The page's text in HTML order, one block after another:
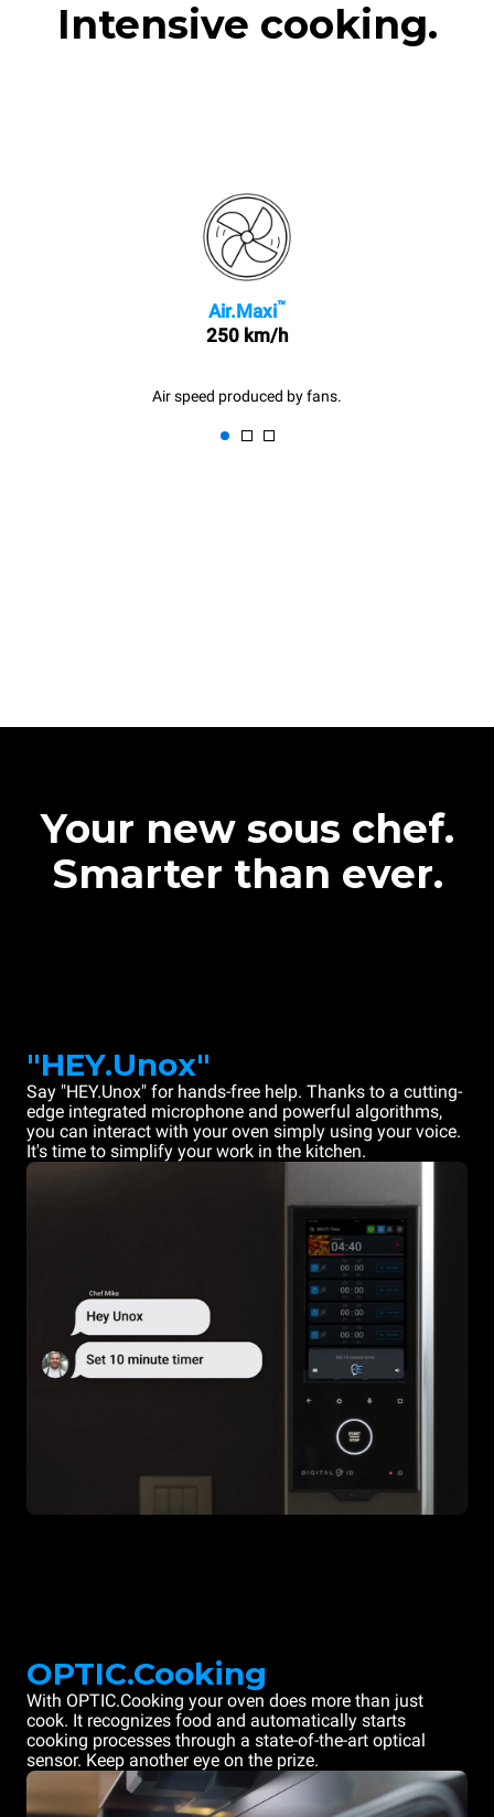
Intensive cooking.
Air.Maxi™
250 km/h
Air speed produced by fans.
Your new sous chef.
Smarter than ever.
"HEY.Unox"
Say "HEY.Unox" for hands-free help. Thanks to a cutting-
edge integrated microphone and powerful algorithms,
you can interact with your oven simply using your voice.
It's time to simplify your work in the kitchen.
OPTIC.Cooking
With OPTIC.Cooking your oven does more than just
cook. It recognizes food and automatically starts
cooking processes through a state-of-the-art optical
sensor. Keep another eye on the prize.